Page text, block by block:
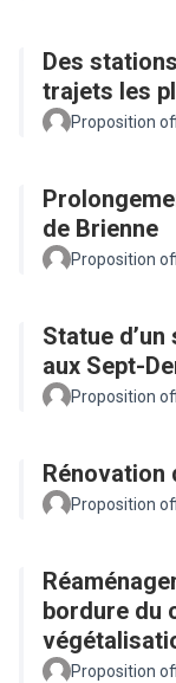
Des
trajets les
Proposition
de Brienne
Proposition
Statue
aux Sept-
Proposition
Rénovation
Proposition
bordure du
Proposition